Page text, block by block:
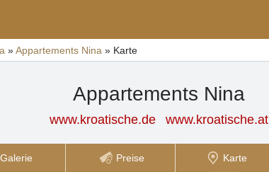
»Appartements Nina » Karte
Appartements Nina
www.kroatische.de www.kroatische.at
Galerie Preise Karte